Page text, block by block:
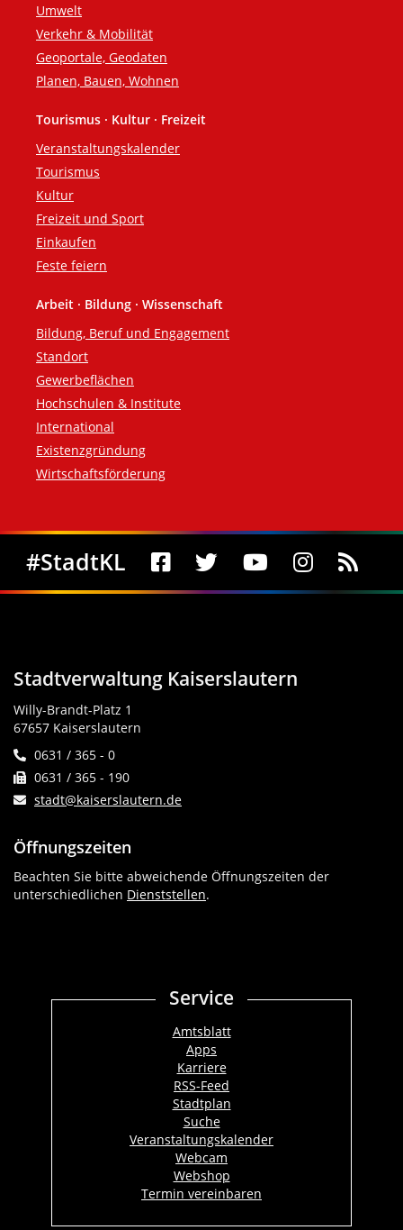
Umwelt
Verkehr & Mobilität
Geoportale, Geodaten
Planen, Bauen, Wohnen
Tourismus · Kultur · Freizeit
Veranstaltungskalender
Tourismus
Kultur
Freizeit und Sport
Einkaufen
Feste feiern
Arbeit · Bildung · Wissenschaft
Bildung, Beruf und Engagement
Standort
Gewerbeflächen
Hochschulen & Institute
International
Existenzgründung
Wirtschaftsförderung
Social Media
#StadtKL
Stadtverwaltung Kaiserslautern
Willy-Brandt-Platz 1
67657 Kaiserslautern
0631 / 365 - 0
0631 / 365 - 190
stadt@kaiserslautern.de
Öffnungszeiten
Beachten Sie bitte abweichende Öffnungszeiten der
unterschiedlichen Dienststellen.
Service
Amtsblatt
Apps
Karriere
RSS-Feed
Stadtplan
Suche
Veranstaltungskalender
Webcam
Webshop
Termin vereinbaren